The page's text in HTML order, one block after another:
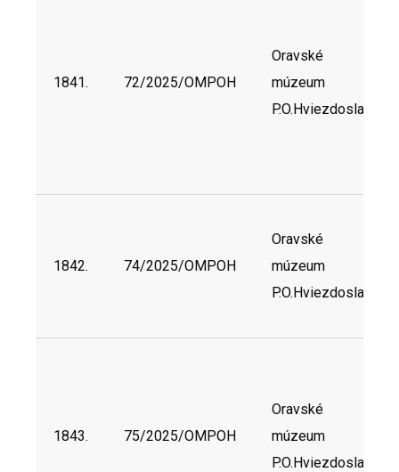
1841. 72/2025/OMPOH
Oravské
múzeum
P.O.Hviezdoslava
1842. 74/2025/OMPOH
Oravské
múzeum
P.O.Hviezdoslava
1843. 75/2025/OMPOH
Oravské
múzeum
P.O.Hviezdoslava